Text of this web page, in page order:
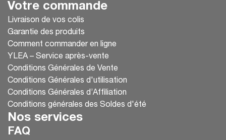
Votre commande
Livraison de vos colis
Garantie des produits
Comment commander en ligne
YLEA – Service après-vente
Conditions Générales de Vente
Conditions Générales d'utilisation
Conditions Générales d’Affiliation
Conditions générales des Soldes d'été
Nos services
FAQ